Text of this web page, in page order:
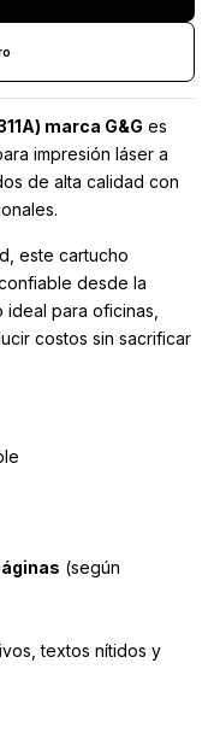
marca G&G es
impresión láser a
de alta calidad con
este cartucho
desde la
ideal para oficinas,
costos sin sacrificar
(según
textos nítidos y